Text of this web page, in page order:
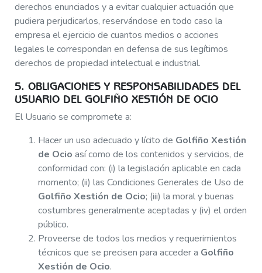
derechos enunciados y a evitar cualquier actuación que
pudiera perjudicarlos, reservándose en todo caso la
empresa el ejercicio de cuantos medios o acciones
legales le correspondan en defensa de sus legítimos
derechos de propiedad intelectual e industrial.
5. OBLIGACIONES Y RESPONSABILIDADES DEL
USUARIO DEL GOLFIÑO XESTIÓN DE OCIO
El Usuario se compromete a:
Hacer un uso adecuado y lícito de Golfiño Xestión
de Ocio así como de los contenidos y servicios, de
conformidad con: (i) la legislación aplicable en cada
momento; (ii) las Condiciones Generales de Uso de
Golfiño Xestión de Ocio; (iii) la moral y buenas
costumbres generalmente aceptadas y (iv) el orden
público.
Proveerse de todos los medios y requerimientos
técnicos que se precisen para acceder a Golfiño
Xestión de Ocio.